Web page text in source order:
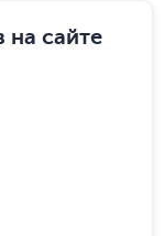
сайте